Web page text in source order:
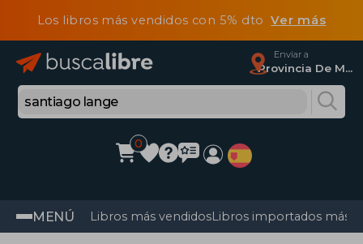
Los libros más vendidos con 5% dtoVer más
Enviar a
Provincia De Madrid
0
MENÚ Libros más vendidosLibros importados más